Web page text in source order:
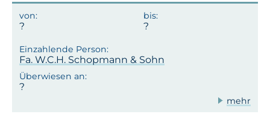
? ?
Fa. W.C.H. Schopmann & Sohn
?
mehr